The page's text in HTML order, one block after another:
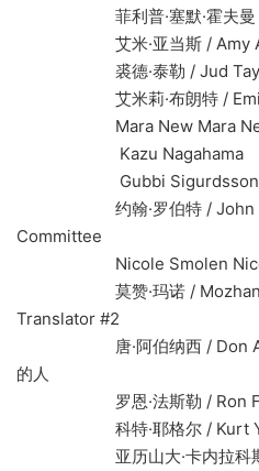
菲利普·塞默·霍夫曼 /
艾米·亚当斯 / Amy
裘德·泰勒 / Jud
艾米莉·布朗特 /
Mara New Mara
Kazu Nagahama
Gubbi Sigurdsson
约翰·罗伯特 / John
Committee
Nicole Smolen
莫赞·玛诺 / Mozhan
Translator #2
唐·阿伯纳西 / Don
的人
罗恩·法斯勒 / Ron
科特·耶格尔 / Kurt
亚历山大·卡内拉科斯 /